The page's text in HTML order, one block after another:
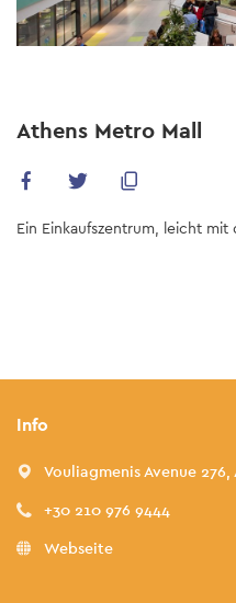
Athens Metro Mall
Ein Einkaufszentrum, leicht
Info
Vouliagmenis Avenue
+30 210 976 9444
Webseite